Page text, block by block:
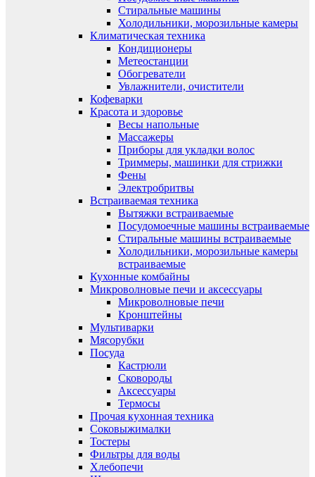
Стиральные машины
Холодильники, морозильные камеры
Климатическая техника
Кондиционеры
Метеостанции
Обогреватели
Увлажнители, очистители
Кофеварки
Красота и здоровье
Весы напольные
Массажеры
Приборы для укладки волос
Триммеры, машинки для стрижки
Фены
Электробритвы
Встраиваемая техника
Вытяжки встраиваемые
Посудомоечные машины встраиваемые
Стиральные машины встраиваемые
Холодильники, морозильные камеры
встраиваемые
Кухонные комбайны
Микроволновые печи и аксессуары
Микроволновые печи
Кронштейны
Мультиварки
Мясорубки
Посуда
Кастрюли
Сковороды
Аксессуары
Термосы
Прочая кухонная техника
Соковыжималки
Тостеры
Фильтры для воды
Хлебопечи